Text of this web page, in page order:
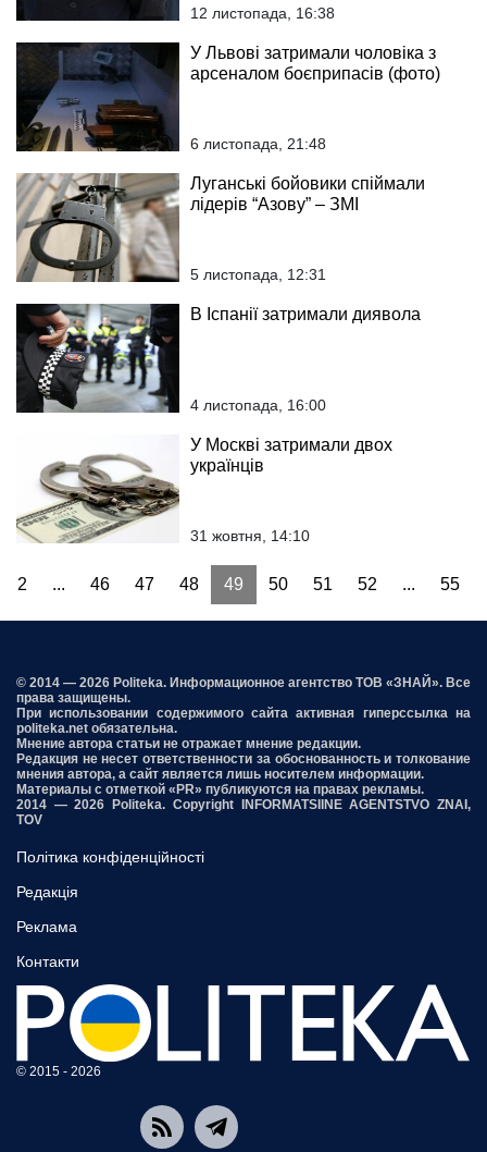
12 листопада, 16:38
У Львові затримали чоловіка з
арсеналом боєприпасів (фото)
6 листопада, 21:48
Луганські бойовики спіймали
лідерів “Азову” – ЗМІ
5 листопада, 12:31
В Іспанії затримали диявола
4 листопада, 16:00
У Москві затримали двох
українців
31 жовтня, 14:10
2 ... 46 47 48 49 50 51 52 ... 55
© 2014 — 2026 Politeka. Информационное агентство ТОВ «ЗНАЙ». Все
права защищены.
При использовании содержимого сайта активная гиперссылка на
politeka.net обязательна.
Мнение автора статьи не отражает мнение редакции.
Редакция не несет ответственности за обоснованность и толкование
мнения автора, а сайт является лишь носителем информации.
Материалы с отметкой «PR» публикуются на правах рекламы.
2014 — 2026 Politeka. Copyright INFORMATSIINE AGENTSTVO ZNAI,
TOV
Політика конфіденційності
Редакція
Реклама
Контакти
© 2015 - 2026